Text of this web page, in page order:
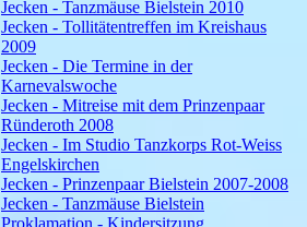
Jecken - Tanzmäuse Bielstein 2010
Jecken - Tollitätentreffen im Kreishaus
2009
Jecken - Die Termine in der
Karnevalswoche
Jecken - Mitreise mit dem Prinzenpaar
Ründeroth 2008
Jecken - Im Studio Tanzkorps Rot-Weiss
Engelskirchen
Jecken - Prinzenpaar Bielstein 2007-2008
Jecken - Tanzmäuse Bielstein